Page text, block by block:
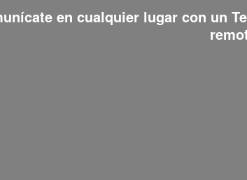
en cualquier lugar con un